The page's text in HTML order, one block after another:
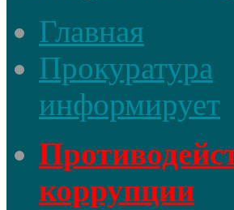
Главная
Прокуратура
информирует
коррупции